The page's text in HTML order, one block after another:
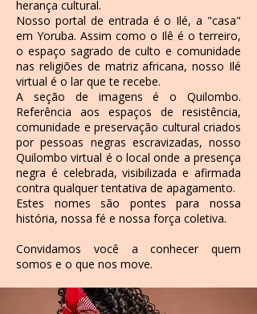
herança cultural.
Nosso portal de entrada é o Ilé, a "casa"
em Yoruba. Assim como o Ilê é o terreiro,
o espaço sagrado de culto e comunidade
nas religiões de matriz africana, nosso Ilé
virtual é o lar que te recebe.
A seção de imagens é o Quilombo.
Referência aos espaços de resistência,
comunidade e preservação cultural criados
por pessoas negras escravizadas, nosso
Quilombo virtual é o local onde a presença
negra é celebrada, visibilizada e afirmada
contra qualquer tentativa de apagamento.
Estes nomes são pontes para nossa
história, nossa fé e nossa força coletiva.
Convidamos você a conhecer quem
somos e o que nos move.